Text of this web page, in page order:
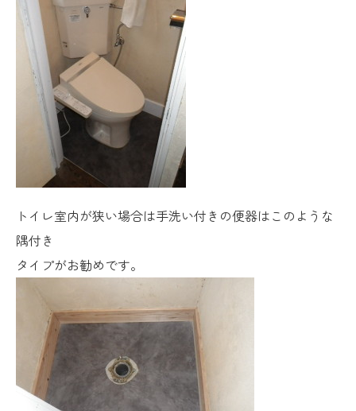
トイレ室内が狭い場合は手洗い付きの便器はこのような
隅付き
タイプがお勧めです。